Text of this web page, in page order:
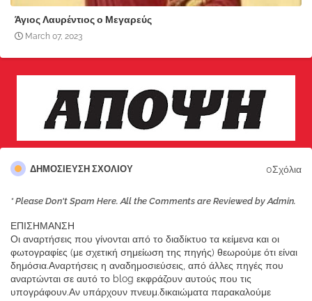
Άγιος Λαυρέντιος ο Μεγαρεύς
March 07, 2023
ΔΗΜΟΣΊΕΥΣΗ ΣΧΟΛΊΟΥ 0Σχόλια
* Please Don't Spam Here. All the Comments are Reviewed by Admin.
ΕΠΙΣΗΜΑΝΣΗ
Οι αναρτήσεις που γίνονται από το διαδίκτυο τα κείμενα και οι
φωτογραφίες (με σχετική σημείωση της πηγής) θεωρούμε ότι είναι
δημόσια.Αναρτήσεις η αναδημοσιεύσεις, από άλλες πηγές που
αναρτώνται σε αυτό το blog εκφράζουν αυτούς που τις
υπογράφουν.Αν υπάρχουν πνευμ.δικαιώματα παρακαλούμε